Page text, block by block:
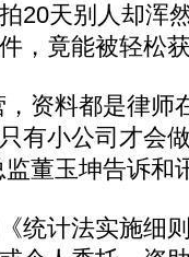
20天别人却浑
，竟能被轻松
资料都是律师
有小公司才会
董玉坤告诉和
计法实施细